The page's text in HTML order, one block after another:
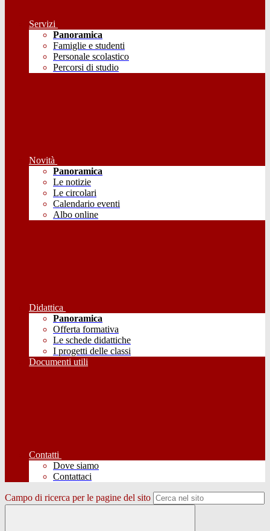
Servizi
Panoramica
Famiglie e studenti
Personale scolastico
Percorsi di studio
Novità
Panoramica
Le notizie
Le circolari
Calendario eventi
Albo online
Didattica
Panoramica
Offerta formativa
Le schede didattiche
I progetti delle classi
Documenti utili
Contatti
Dove siamo
Contattaci
Campo di ricerca per le pagine del sito